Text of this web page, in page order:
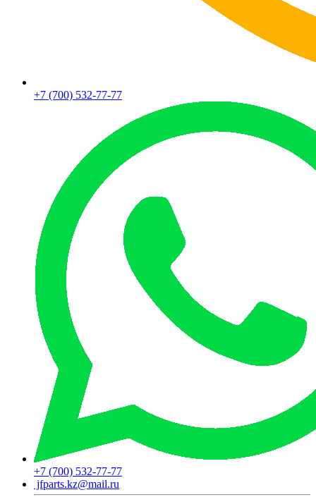
+7 (700) 532-77-77
+7 (700) 532-77-77
jfparts.kz@mail.ru